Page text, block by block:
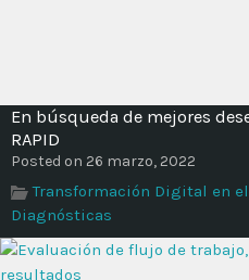
En búsqueda de mejores
RAPID
Posted on 26 marzo, 2022
Transformación Digital en
Diagnósticas